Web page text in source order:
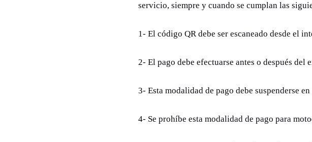
servicio, siempre y cuando se cumplan las
1- El código QR debe ser escaneado desde el
2- El pago debe efectuarse antes o después
3- Esta modalidad de pago debe suspenderse
4- Se prohíbe esta modalidad de pago para